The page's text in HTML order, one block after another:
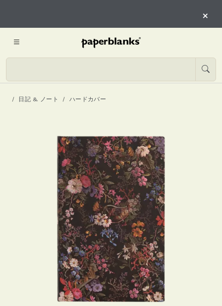
×
日記 & ノート ハードカバー